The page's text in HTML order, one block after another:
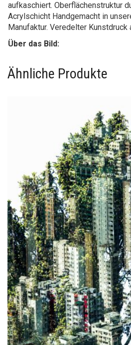
aufkaschiert. Oberflächenstruktur
Acrylschicht Handgemacht in
Manufaktur. Veredelter Kunstdruck
Über das Bild:
Ähnliche Produkte